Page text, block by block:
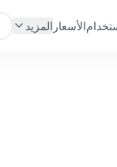
الأسعار المزيد